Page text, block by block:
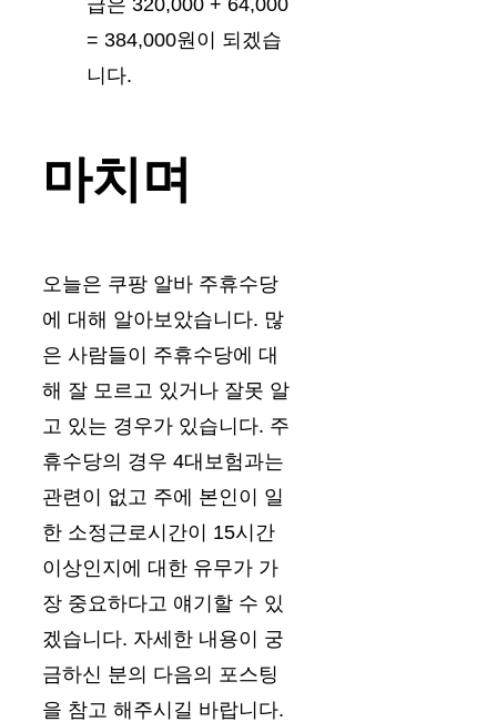
= 384,000원이 되겠습
니다.
마치며
오늘은 쿠팡 알바 주휴수당
에 대해 알아보았습니다. 많
은 사람들이 주휴수당에 대
해 잘 모르고 있거나 잘못 알
고 있는 경우가 있습니다. 주
휴수당의 경우 4대보험과는
관련이 없고 주에 본인이 일
한 소정근로시간이 15시간
이상인지에 대한 유무가 가
장 중요하다고 얘기할 수 있
겠습니다. 자세한 내용이 궁
금하신 분의 다음의 포스팅
을 참고 해주시길 바랍니다.